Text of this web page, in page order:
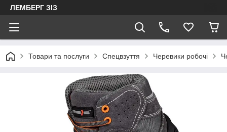
ЛЕМБЕРГ ЗІЗ
Товари та послуги Спецвзуття Черевики робочі